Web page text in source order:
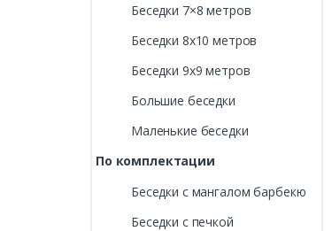
Беседки 7×8 метров
Беседки 8х10 метров
Беседки 9х9 метров
Большие беседки
Маленькие беседки
По комплектации
Беседки с мангалом барбекю
Беседки с печкой